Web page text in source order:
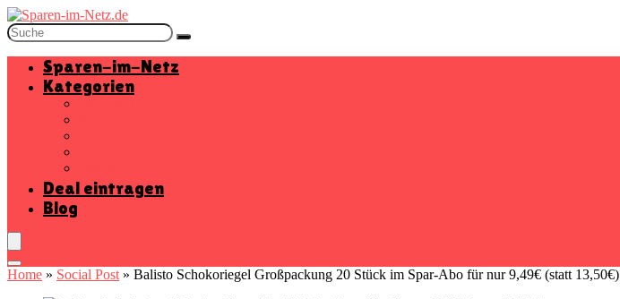
Sparen-im-Netz
Kategorien
Deal eintragen
Blog
Home » Social Post » Balisto Schokoriegel Großpackung 20 Stück im Spar-Abo für nur 9,49€ (statt 13,50€)